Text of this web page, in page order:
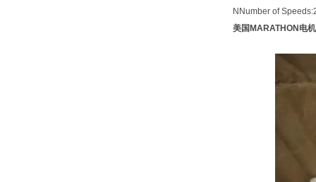
NNumber of
美国MARATHON电机